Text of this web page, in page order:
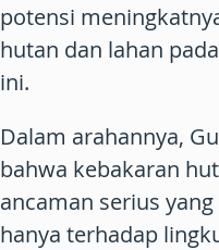
potensi
hutan dan lahan
ini.
Dalam arahannya,
bahwa kebakaran
ancaman serius
hanya terhadap